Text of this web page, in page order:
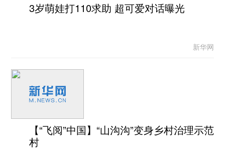
3岁萌娃打110求助 超可爱对话曝光
新华网
【“飞阅”中国】“山沟沟”变身乡村治理示范
村